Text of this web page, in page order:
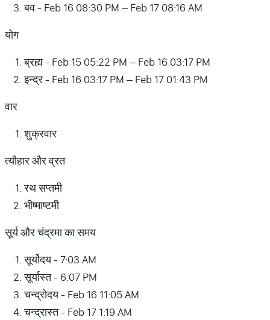
बव - Feb 16 08:30 PM – Feb 17 08:16 AM
योग
ब्रह्म - Feb 15 05:22 PM – Feb 16 03:17 PM
इन्द्र - Feb 16 03:17 PM – Feb 17 01:43 PM
वार
शुक्रवार
त्यौहार और व्रत
रथ सप्तमी
भीष्माष्टमी
सूर्य और चंद्रमा का समय
सूर्योदय - 7:03 AM
सूर्यास्त - 6:07 PM
चन्द्रोदय - Feb 16 11:05 AM
चन्द्रास्त - Feb 17 1:19 AM